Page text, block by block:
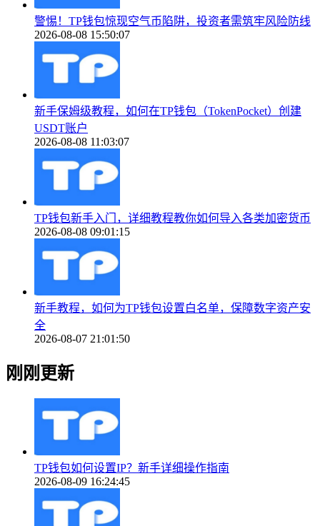
警惕！TP钱包惊现空气币陷阱，投资者需筑牢风险防线
2026-08-08 15:50:07
新手保姆级教程，如何在TP钱包（TokenPocket）创建
USDT账户
2026-08-08 11:03:07
TP钱包新手入门，详细教程教你如何导入各类加密货币
2026-08-08 09:01:15
新手教程，如何为TP钱包设置白名单，保障数字资产安
全
2026-08-07 21:01:50
刚刚更新
TP钱包如何设置IP？新手详细操作指南
2026-08-09 16:24:45